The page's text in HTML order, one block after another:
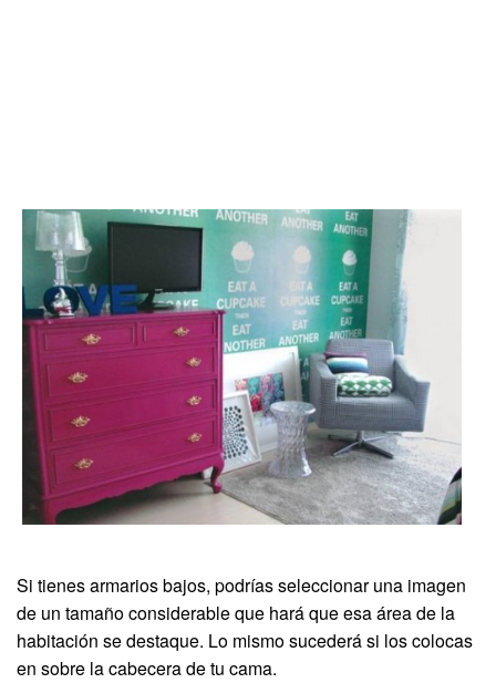
Si tienes armarios bajos, podrías seleccionar una imagen
de un tamaño considerable que hará que esa área de la
habitación se destaque. Lo mismo sucederá si los colocas
en sobre la cabecera de tu cama.